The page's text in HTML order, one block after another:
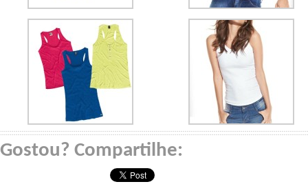
Gostou? Compartilhe: